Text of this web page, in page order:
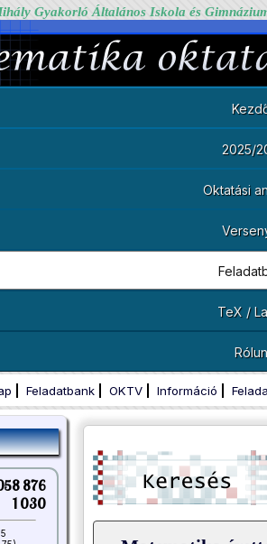
Gyakorló Általános Iskola és
2025/
Oktatási
TeX /
Feladatbank OKTV Információ
876
1 030